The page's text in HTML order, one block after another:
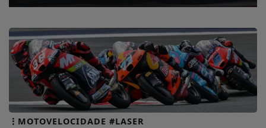
MOTOVELOCIDADE #LASER